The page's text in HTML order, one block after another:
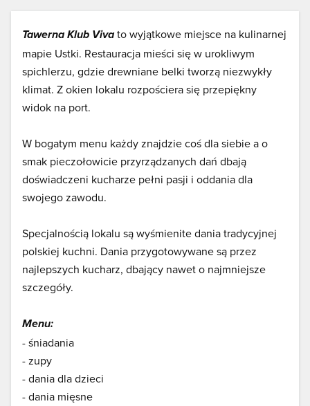
Tawerna Klub Vivato wyjątkowe miejsce na kulinarnej
mapie Ustki. Restauracja mieści się w urokliwym
spichlerzu, gdzie drewniane belki tworzą niezwykły
klimat. Z okien lokalu rozpościera się przepiękny
widok na port.
W bogatym menu każdy znajdzie coś dla siebie a o
smak pieczołowicie przyrządzanych dań dbają
doświadczeni kucharze pełni pasji i oddania dla
swojego zawodu.
Specjalnością lokalu są wyśmienite dania tradycyjnej
polskiej kuchni. Dania przygotowywane są przez
najlepszych kucharz, dbający nawet o najmniejsze
szczegóły.
Menu:
- śniadania
- zupy
- dania dla dzieci
- dania mięsne